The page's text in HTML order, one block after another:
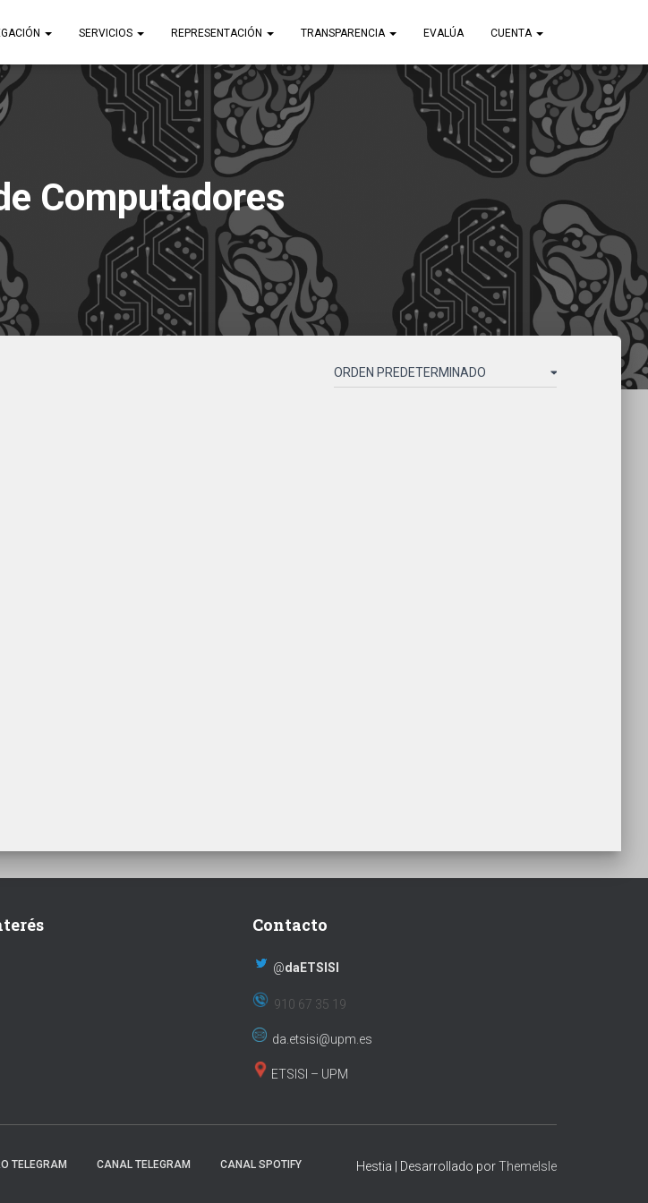
SERVICIOS REPRESENTACIÓN TRANSPARENCIA EVALÚA CUENTA
Computadores
Contacto
@daETSISI
910 67 35 19
da.etsisi@upm.es
ETSISI – UPM
TELEGRAM CANAL TELEGRAM CANAL SPOTIFY Hestia | Desarrollado porThemeIsle